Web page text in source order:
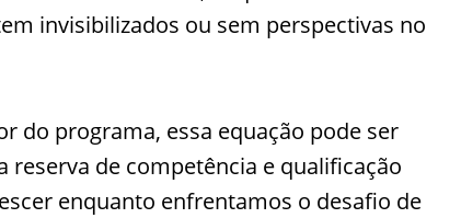
invisibilizados ou sem perspectivas no
do programa, essa equação pode ser
reserva de competência e qualificação
enquanto enfrentamos o desafio de